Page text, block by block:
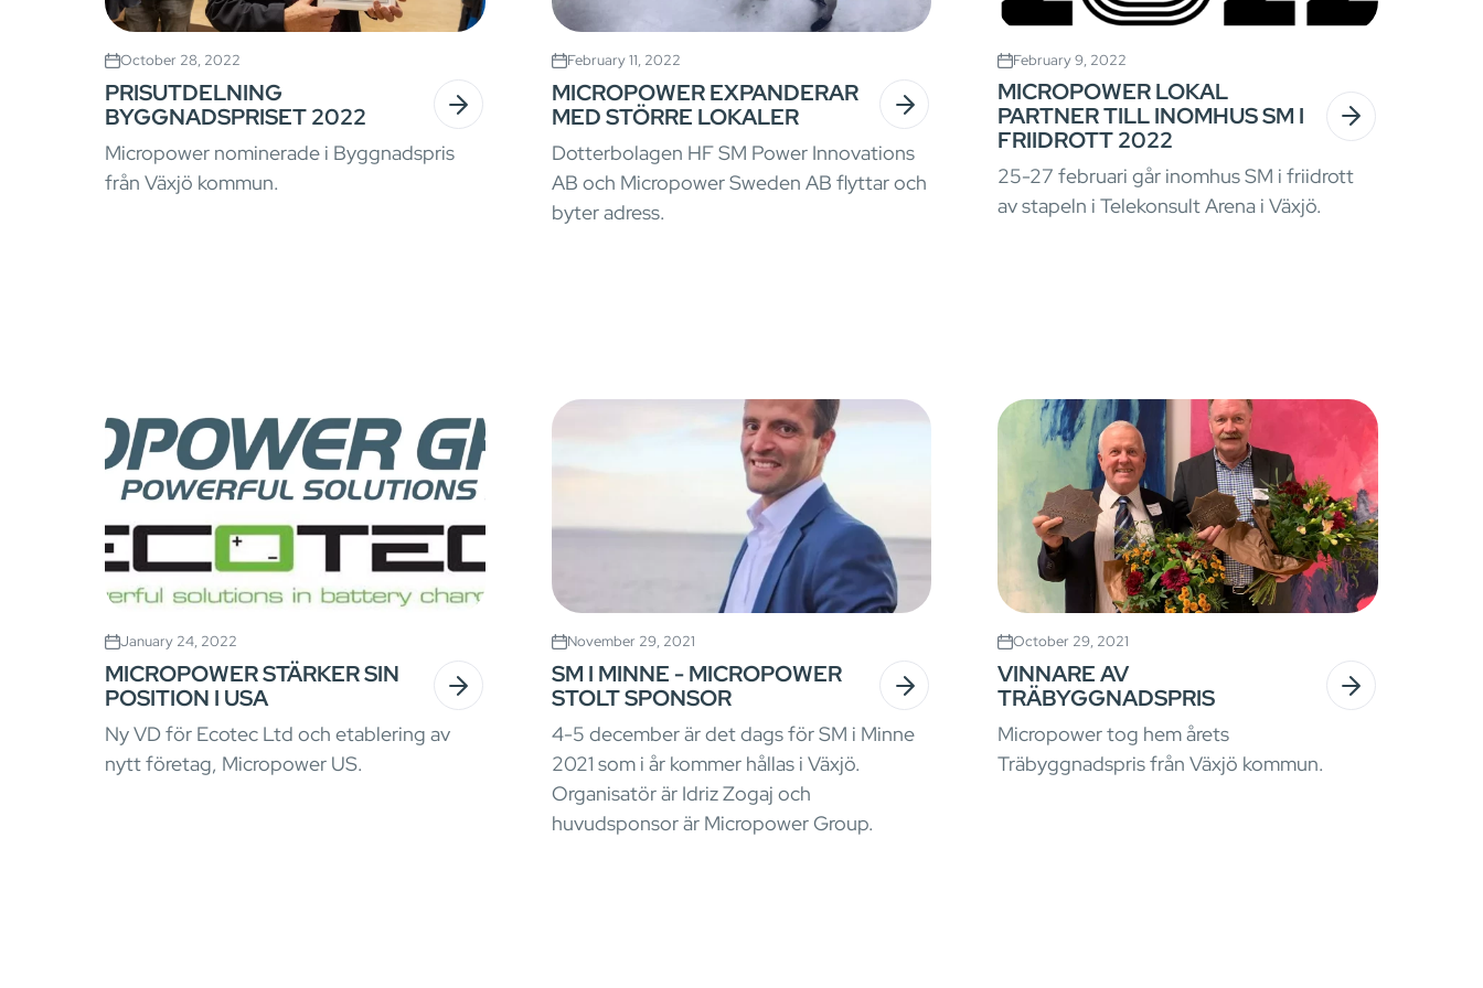
October 28, 2022
PRISUTDELNING
BYGGNADSPRISET 2022
Micropower nominerade i Byggnadspris
från Växjö kommun.
February 11, 2022
MICROPOWER EXPANDERAR
MED STÖRRE LOKALER
Dotterbolagen HF SM Power Innovations
AB och Micropower Sweden AB flyttar och
byter adress.
February 9, 2022
MICROPOWER LOKAL
PARTNER TILL INOMHUS SM I
FRIIDROTT 2022
25-27 februari går inomhus SM i friidrott
av stapeln i Telekonsult Arena i Växjö.
January 24, 2022
MICROPOWER STÄRKER SIN
POSITION I USA
Ny VD för Ecotec Ltd och etablering av
nytt företag, Micropower US.
November 29, 2021
SM I MINNE - MICROPOWER
STOLT SPONSOR
4-5 december är det dags för SM i Minne
2021 som i år kommer hållas i Växjö.
Organisatör är Idriz Zogaj och
huvudsponsor är Micropower Group.
October 29, 2021
VINNARE AV
TRÄBYGGNADSPRIS
Micropower tog hem årets
Träbyggnadspris från Växjö kommun.